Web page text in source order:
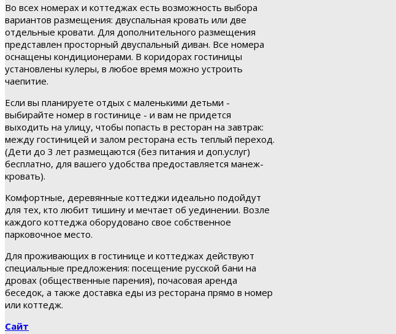
Во всех номерах и коттеджах есть возможность выбора
вариантов размещения: двуспальная кровать или две
отдельные кровати. Для дополнительного размещения
представлен просторный двуспальный диван. Все номера
оснащены кондиционерами. В коридорах гостиницы
установлены кулеры, в любое время можно устроить
чаепитие.
Если вы планируете отдых с маленькими детьми -
выбирайте номер в гостинице - и вам не придется
выходить на улицу, чтобы попасть в ресторан на завтрак:
между гостиницей и залом ресторана есть теплый переход.
(Дети до 3 лет размещаются (без питания и доп.услуг)
бесплатно, для вашего удобства предоставляется манеж-
кровать).
Комфортные, деревянные коттеджи идеально подойдут
для тех, кто любит тишину и мечтает об уединении. Возле
каждого коттеджа оборудовано свое собственное
парковочное место.
Для проживающих в гостинице и коттеджах действуют
специальные предложения: посещение русской бани на
дровах (общественные парения), почасовая аренда
беседок, а также доставка еды из ресторана прямо в номер
или коттедж.
Сайт